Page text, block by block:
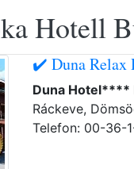
Hotell
✔️ Duna Relax
Duna Hotel****
Ráckeve,
Telefon: 00-36-